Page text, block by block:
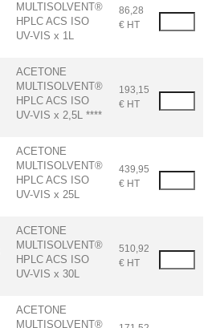
MULTISOLVENT®
HPLC ACS ISO
UV-VIS x 1L
86,28
€ HT
ACETONE
MULTISOLVENT®
HPLC ACS ISO
UV-VIS x 2,5L ****
193,15
€ HT
ACETONE
MULTISOLVENT®
HPLC ACS ISO
UV-VIS x 25L
439,95
€ HT
ACETONE
MULTISOLVENT®
HPLC ACS ISO
UV-VIS x 30L
510,92
€ HT
ACETONE
MULTISOLVENT®